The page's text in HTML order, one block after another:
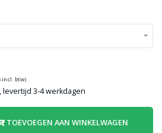
incl. btw)
3-4 werkdagen
TOEVOEGEN AAN WINKELWAGEN